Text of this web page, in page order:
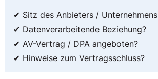
✔ Sitz des Anbieters / Unternehmens
✔ Datenverarbeitende Beziehung?
✔ AV-Vertrag / DPA angeboten?
✔ Hinweise zum Vertragsschluss?